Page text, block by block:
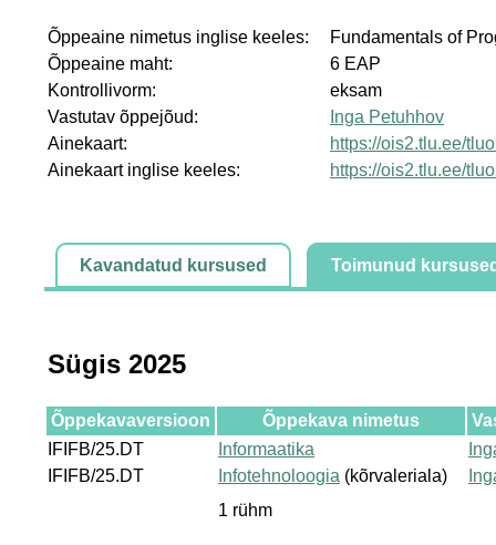
Õppeaine nimetus inglise keeles:
Fundamentals of
Õppeaine maht:
6 EAP
Kontrollivorm:
eksam
Vastutav õppejõud:
Inga Petuhhov
Ainekaart:
https://ois2.tlu.ee/
Ainekaart inglise keeles:
https://ois2.tlu.ee/
Kavandatud kursused Toimunud
Sügis 2025
Õppekavaversioon Õppekava nimetus
IFIFB/25.DT
Informaatika
IFIFB/25.DT
Infotehnoloogia (kõrvaleriala)
1 rühm